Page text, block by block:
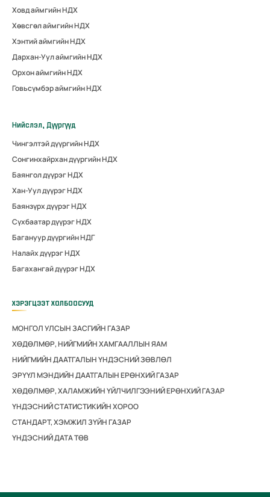
Ховд аймгийн НДХ
Хөвсгөл аймгийн НДХ
Хэнтий аймгийн НДХ
Дархан-Уул аймгийн НДХ
Орхон аймгийн НДХ
Говьсүмбэр аймгийн НДХ
Нийслэл, Дүүргүүд
Чингэлтэй дүүргийн НДХ
Сонгинхайрхан дүүргийн НДХ
Баянгол дүүрэг НДХ
Хан-Уул дүүрэг НДХ
Баянзүрх дүүрэг НДХ
Сүхбаатар дүүрэг НДХ
Багануур дүүргийн НДГ
Налайх дүүрэг НДХ
Багахангай дүүрэг НДХ
ХЭРЭГЦЭЭТ ХОЛБООСУУД
МОНГОЛ УЛСЫН ЗАСГИЙН ГАЗАР
ХӨДӨЛМӨР, НИЙГМИЙН ХАМГААЛЛЫН ЯАМ
НИЙГМИЙН ДААТГАЛЫН ҮНДЭСНИЙ ЗӨВЛӨЛ
ЭРҮҮЛ МЭНДИЙН ДААТГАЛЫН ЕРӨНХИЙ ГАЗАР
ХӨДӨЛМӨР, ХАЛАМЖИЙН ҮЙЛЧИЛГЭЭНИЙ ЕРӨНХИЙ ГАЗАР
ҮНДЭСНИЙ СТАТИСТИКИЙН ХОРОО
СТАНДАРТ, ХЭМЖИЛ ЗҮЙН ГАЗАР
ҮНДЭСНИЙ ДАТА ТӨВ